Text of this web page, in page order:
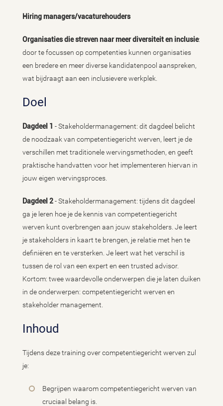
Hiring managers/vacaturehouders
Organisaties die streven naar meer diversiteit en inclusie:
door te focussen op competenties kunnen organisaties
een bredere en meer diverse kandidatenpool aanspreken,
wat bijdraagt aan een inclusievere werkplek.
Doel
Dagdeel 1 - Stakeholdermanagement: dit dagdeel belicht
de noodzaak van competentiegericht werven, leert je de
verschillen met traditionele wervingsmethoden, en geeft
praktische handvatten voor het implementeren hiervan in
jouw eigen wervingsproces.
Dagdeel 2- Stakeholdermanagement: tijdens dit dagdeel
ga je leren hoe je de kennis van competentiegericht
werven kunt overbrengen aan jouw stakeholders. Je leert
je stakeholders in kaart te brengen, je relatie met hen te
definiëren en te versterken. Je leert wat het verschil is
tussen de rol van een expert en een trusted advisor.
Kortom: twee waardevolle onderwerpen die je laten duiken
in de onderwerpen: competentiegericht werven en
stakeholder management.
Inhoud
Tijdens deze training over competentiegericht werven zul
je:
Begrijpen waarom competentiegericht werven van
cruciaal belang is.